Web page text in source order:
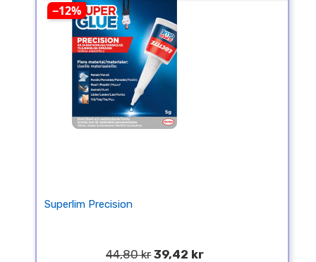
−12%
Superlim Precision
44,80 kr 39,42 kr